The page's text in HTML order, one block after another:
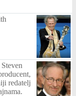
redatelj